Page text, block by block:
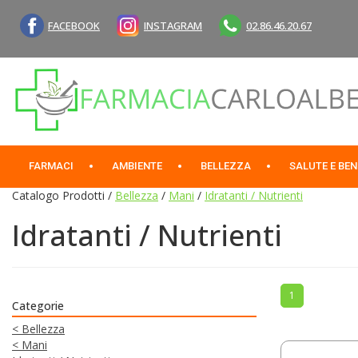
contenuto
principale
FACEBOOK INSTAGRAM 02.86.46.20.67
Farmacia
Carlo
Alberto
FARMACI AMBIENTE BELLEZZA SALUTE E
Catalogo Prodotti / Bellezza / Mani / Idratanti / Nutrienti
Idratanti / Nutrienti
Categorie
< Bellezza
< Mani
1